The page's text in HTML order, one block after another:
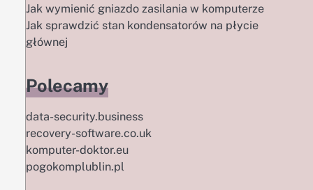
Jak wymienić gniazdo zasilania w komputerze
Jak sprawdzić stan kondensatorów na płycie
głównej
Polecamy
data-security.business
recovery-software.co.uk
komputer-doktor.eu
pogokomplublin.pl